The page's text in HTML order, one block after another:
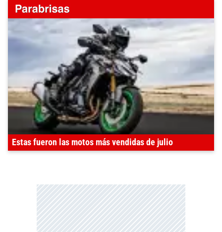
Estas fueron las motos más vendidas de julio